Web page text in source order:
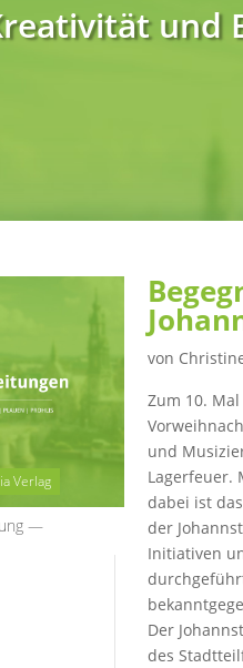
und
Verlag
—
von
Zum 10.
und
Lagerfeuer.
dabei ist
der
Initiativen
Der
des